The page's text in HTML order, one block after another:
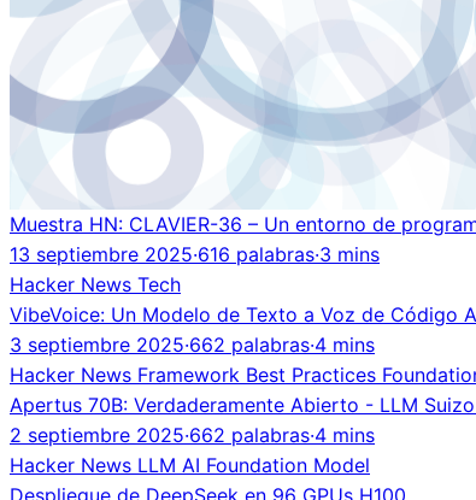
Muestra HN: CLAVIER-36 – Un entorno de
13 septiembre 2025·616 palabras·3 mins
Hacker News Tech
VibeVoice: Un Modelo de Texto a Voz de Código
3 septiembre 2025·662 palabras·4 mins
Hacker News Framework Best Practices
Apertus 70B: Verdaderamente Abierto - LLM
2 septiembre 2025·662 palabras·4 mins
Hacker News LLM AI Foundation Model
Despliegue de DeepSeek en 96 GPUs H100